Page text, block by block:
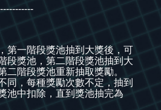
第一階段獎池抽到大獎後，可
段獎池，第二階段獎池抽到大
二階段獎池重新抽取獎勵。
同，每種獎勵次數不定，抽到
池中扣除，直到獎池抽完為